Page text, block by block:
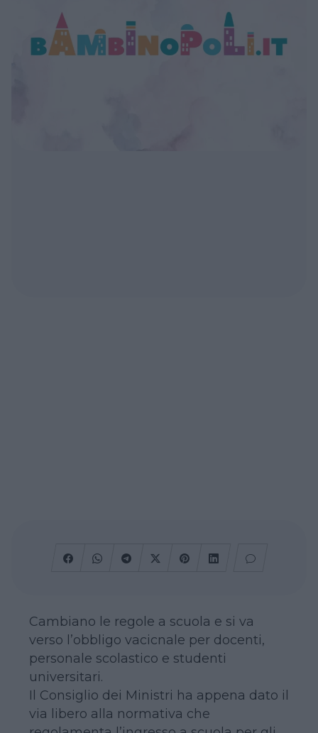
Cambiano le regole a scuola e si va
verso l’obbligo vacicnale per docenti,
personale scolastico e studenti
universitari.
Il Consiglio dei Ministri ha appena dato il
via libero alla normativa che